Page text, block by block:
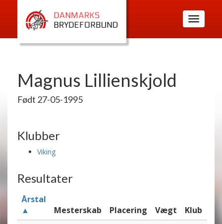
Toggle
navigation
Magnus Lillienskjold
Født 27-05-1995
Klubber
Viking
Resultater
Årstal
▲
Mesterskab Placering Vægt Klub